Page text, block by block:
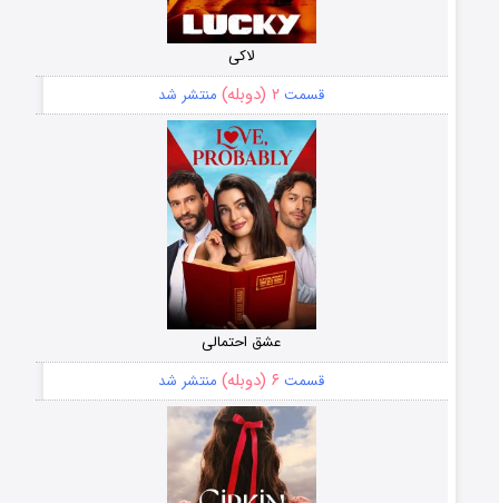
لاکی
قسمت ۲ (دوبله) منتشر شد
عشق احتمالی
قسمت ۶ (دوبله) منتشر شد